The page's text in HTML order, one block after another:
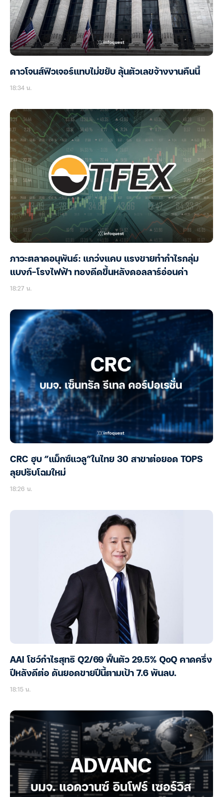
ดาวโจนส์ฟิวเจอร์แทบไม่ขยับ ลุ้นตัวเลขจ้างงานคืนนี้
18:34 น.
ภาวะตลาดอนุพันธ์: แกว่งแคบ แรงขายทำกำไรกลุ่ม
แบงก์-โรงไฟฟ้า ทองดีดขึ้นหลังดอลลาร์อ่อนค่า
18:27 น.
CRC ฮุบ “แม็กซ์แวลู”ในไทย 30 สาขาต่อยอด TOPS
ลุยปรับโฉมใหม่
18:26 น.
AAI โชว์กำไรสุทธิ Q2/69 ฟื้นตัว 29.5% QoQ คาดครึ่ง
ปีหลังดีต่อ ดันยอดขายปีนี้ตามเป้า 7.6 พันลบ.
18:15 น.